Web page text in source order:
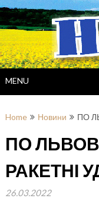
Skip
to
content
MENU
Home Новини ПО
ПО
РАКЕТНІ
26.03.2022